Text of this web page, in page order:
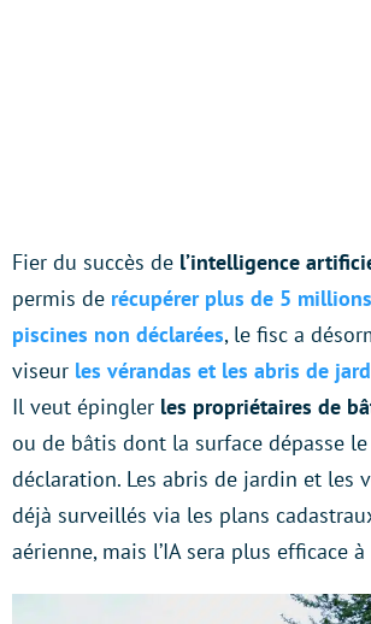
Fier du succès de l’intelligence
permis de récupérer plus de 5
piscines non déclarées, le fisc a
viseur les vérandas et les abris de
Il veut épingler les propriétaires de
ou de bâtis dont la surface dépasse
déclaration. Les abris de jardin et les
déjà surveillés via les plans
aérienne, mais l’IA sera plus efficace